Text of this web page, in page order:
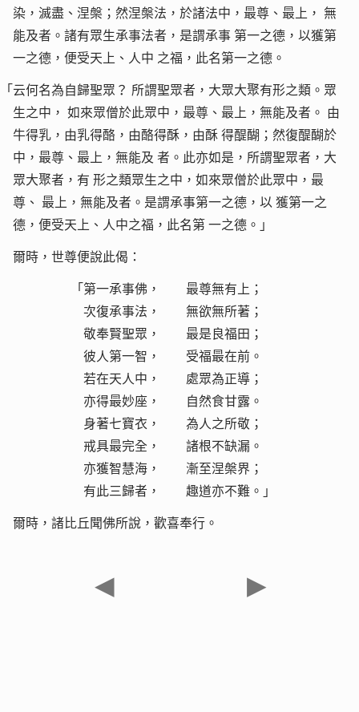
染，滅盡、涅槃；然涅槃法，於諸法中，最尊、最上， 無
能及者。諸有眾生承事法者，是謂承事 第一之德，以獲第
一之德，便受天上、人中 之福，此名第一之德。
「云何名為自歸聖眾？ 所謂聖眾者，大眾大聚有形之類。眾
生之中， 如來眾僧於此眾中，最尊、最上，無能及者。 由
牛得乳，由乳得酪，由酪得酥，由酥得醍醐；然復醍醐於
中，最尊、最上，無能及 者。此亦如是，所謂聖眾者，大
眾大聚者，有 形之類眾生之中，如來眾僧於此眾中，最
尊、 最上，無能及者。是謂承事第一之德，以獲第一之
德，便受天上、人中之福，此名第一之德。」
爾時，世尊便說此偈：
「第一承事佛， 最尊無有上；
次復承事法， 無欲無所著；
敬奉賢聖眾， 最是良福田；
彼人第一智， 受福最在前。
若在天人中， 處眾為正導；
亦得最妙座， 自然食甘露。
身著七寶衣， 為人之所敬；
戒具最完全， 諸根不缺漏。
亦獲智慧海， 漸至涅槃界；
有此三歸者， 趣道亦不難。」
爾時，諸比丘聞佛所說，歡喜奉行。
◀ ▶